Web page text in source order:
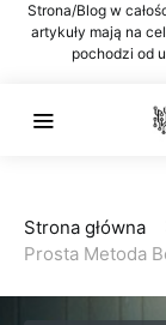
Strona/Blog w
artykuły mają na
pochodzi od
Strona główna
Prosta Metoda